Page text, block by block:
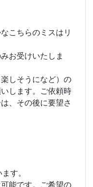
こちらのミスはリ
お受けいたしま
しそうになど）の
します。ご依頼時
、その後に要望さ
す。
能です。ご希望の